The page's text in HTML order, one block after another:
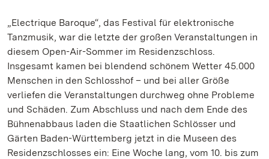
„Electrique Baroque“, das Festival für elektronische
Tanzmusik, war die letzte der großen Veranstaltungen in
diesem Open-Air-Sommer im Residenzschloss.
Insgesamt kamen bei blendend schönem Wetter 45.000
Menschen in den Schlosshof – und bei aller Größe
verliefen die Veranstaltungen durchweg ohne Probleme
und Schäden. Zum Abschluss und nach dem Ende des
Bühnenabbaus laden die Staatlichen Schlösser und
Gärten Baden-Württemberg jetzt in die Museen des
Residenzschlosses ein: Eine Woche lang, vom 10. bis zum